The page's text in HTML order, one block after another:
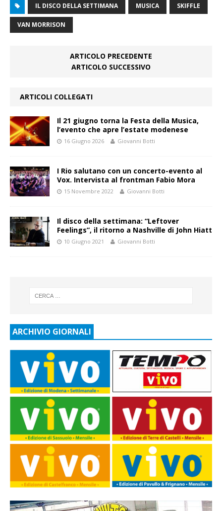
IL DISCO DELLA SETTIMANA MUSICA SKIFFLE
VAN MORRISON
ARTICOLO PRECEDENTE
ARTICOLO SUCCESSIVO
ARTICOLI COLLEGATI
Il 21 giugno torna la Festa della Musica,
l’evento che apre l’estate modenese
16 Giugno 2026 Giovanni Botti
I Rio salutano con un concerto-evento al
Vox. Intervista al frontman Fabio Mora
15 Novembre 2022 Giovanni Botti
Il disco della settimana: “Leftover
Feelings”, il ritorno a Nashville di John Hiatt
10 Giugno 2021 Giovanni Botti
ARCHIVIO GIORNALI